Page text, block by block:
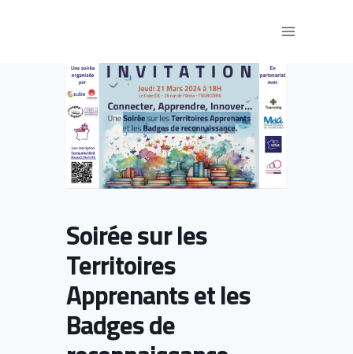
Soirée sur les
Territoires
Apprenants et les
Badges de